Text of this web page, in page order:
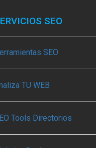
SEO
SEO
TU WEB
Tools Directorios